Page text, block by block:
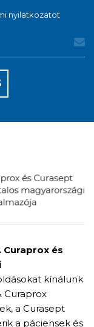
nyilatkozatot
Curaprox és
kínálunk
Curaprox
a Curasept
a páciensek és